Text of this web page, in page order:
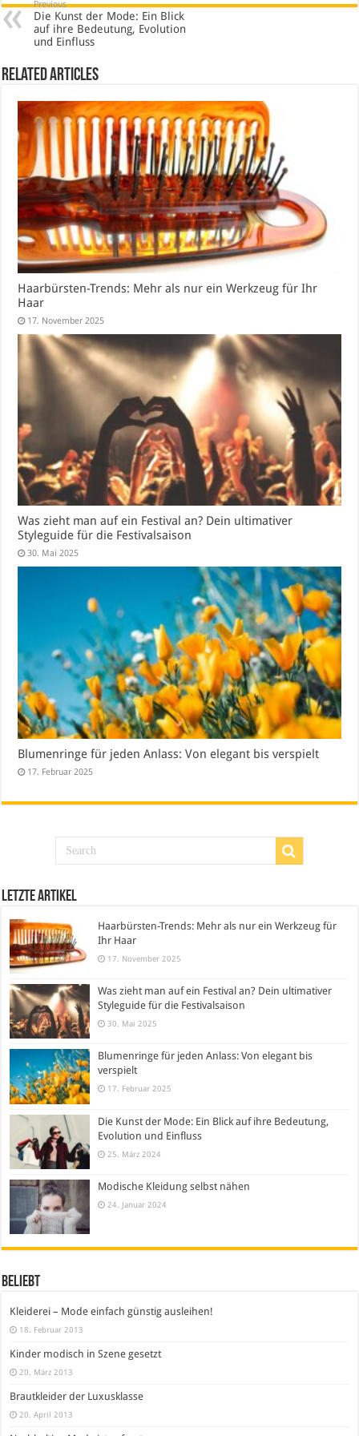
Previous
Die Kunst der Mode: Ein Blick
auf ihre Bedeutung, Evolution
und Einfluss
Related Articles
Haarbürsten-Trends: Mehr als nur ein Werkzeug für Ihr
Haar
17. November 2025
Was zieht man auf ein Festival an? Dein ultimativer
Styleguide für die Festivalsaison
30. Mai 2025
Blumenringe für jeden Anlass: Von elegant bis verspielt
17. Februar 2025
Letzte Artikel
Haarbürsten-Trends: Mehr als nur ein Werkzeug für
Ihr Haar
17. November 2025
Was zieht man auf ein Festival an? Dein ultimativer
Styleguide für die Festivalsaison
30. Mai 2025
Blumenringe für jeden Anlass: Von elegant bis
verspielt
17. Februar 2025
Die Kunst der Mode: Ein Blick auf ihre Bedeutung,
Evolution und Einfluss
25. März 2024
Modische Kleidung selbst nähen
24. Januar 2024
Beliebt
Kleiderei – Mode einfach günstig ausleihen!
18. Februar 2013
Kinder modisch in Szene gesetzt
20. März 2013
Brautkleider der Luxusklasse
20. April 2013